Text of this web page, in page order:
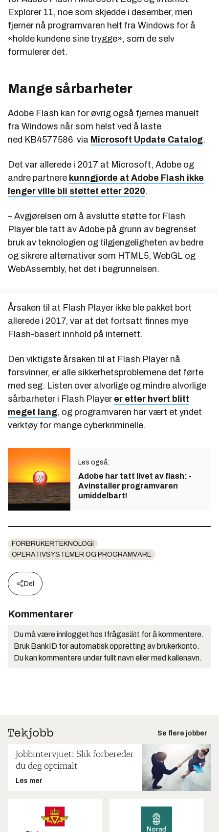
Explorer 11, noe som skjedde i desember, men
fjerner nå programvaren helt fra Windows for å
«holde kundene sine trygge», som de selv
formulerer det.
Mange sårbarheter
Adobe Flash kan for øvrig også fjernes manuelt
fra Windows når som helst ved å laste
ned KB4577586 via Microsoft Update Catalog.
Det var allerede i 2017 at Microsoft, Adobe og
andre partnere kunngjorde at Adobe Flash ikke
lenger ville bli støttet etter 2020.
– Avgjørelsen om å avslutte støtte for Flash
Player ble tatt av Adobe på grunn av begrenset
bruk av teknologien og tilgjengeligheten av bedre
og sikrere alternativer som HTML5, WebGL og
WebAssembly, het det i begrunnelsen.
Årsaken til at Flash Player ikke ble pakket bort
allerede i 2017, var at det fortsatt finnes mye
Flash-basert innhold på internett.
Den viktigste årsaken til at Flash Player nå
forsvinner, er alle sikkerhetsproblemene det førte
med seg. Listen over alvorlige og mindre alvorlige
sårbarheter i Flash Player er etter hvert blitt
meget lang, og programvaren har vært et yndet
verktøy for mange cyberkriminelle.
Les også:
Adobe har tatt livet av flash: -
Avinstaller programvaren
umiddelbart!
FORBRUKERTEKNOLOGI
OPERATIVSYSTEMER OG PROGRAMVARE
Del
Kommentarer
Du må være innlogget hos Ifrågasätt for å kommentere.
Bruk BankID for automatisk oppretting av brukerkonto.
Du kan kommentere under fullt navn eller med kallenavn.
Se flere jobber
Jobbintervjuet: Slik forbereder
du deg optimalt
Les mer